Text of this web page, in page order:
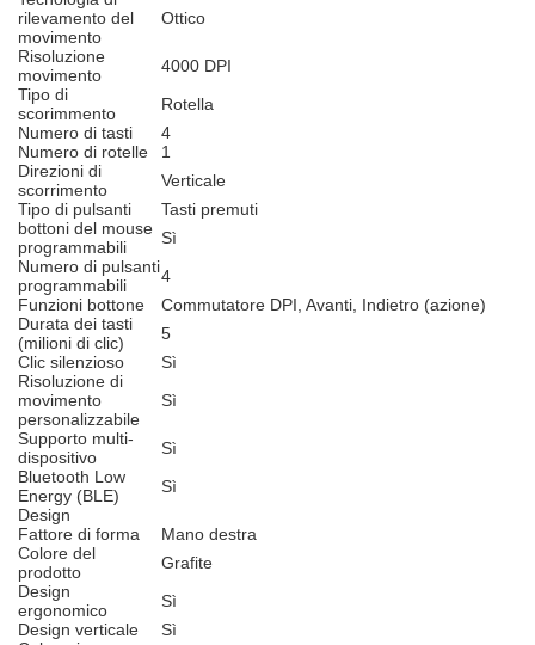
rilevamento del
movimento
Ottico
Risoluzione
movimento
4000 DPI
Tipo di
scorimmento
Rotella
Numero di tasti
4
Numero di rotelle
1
Direzioni di
scorrimento
Verticale
Tipo di pulsanti
Tasti premuti
bottoni del mouse
programmabili
Sì
Numero di pulsanti
programmabili
4
Funzioni bottone
Commutatore DPI, Avanti, Indietro (azione)
Durata dei tasti
(milioni di clic)
5
Clic silenzioso
Sì
Risoluzione di
movimento
personalizzabile
Sì
Supporto multi-
dispositivo
Sì
Bluetooth Low
Energy (BLE)
Sì
Design
Fattore di forma
Mano destra
Colore del
prodotto
Grafite
Design
ergonomico
Sì
Design verticale
Sì